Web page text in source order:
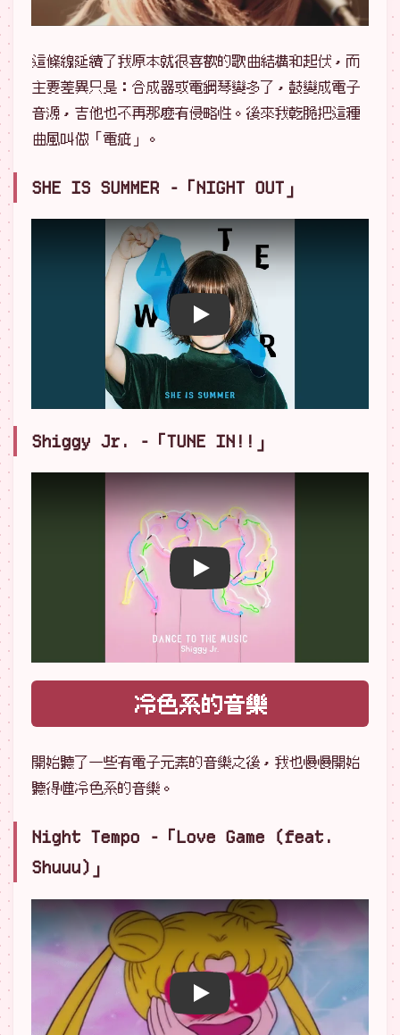
這條線延續了我原本就很喜歡的歌曲結構和起伏，而
主要差異只是：合成器或電鋼琴變多了，鼓變成電子
音源，吉他也不再那麼有侵略性。後來我乾脆把這種
曲風叫做「電疵」。
SHE IS SUMMER -「NIGHT OUT」
播放 YouTube 影片
Shiggy Jr. -「TUNE IN!!」
播放 YouTube 影片
冷色系的音樂
開始聽了一些有電子元素的音樂之後，我也慢慢開始
聽得懂冷色系的音樂。
Night Tempo -「Love Game (feat.
Shuuu)」
播放 YouTube 影片